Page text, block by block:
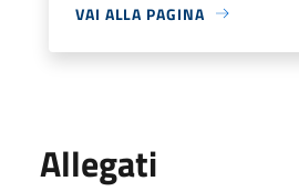
VAI ALLA PAGINA
Allegati